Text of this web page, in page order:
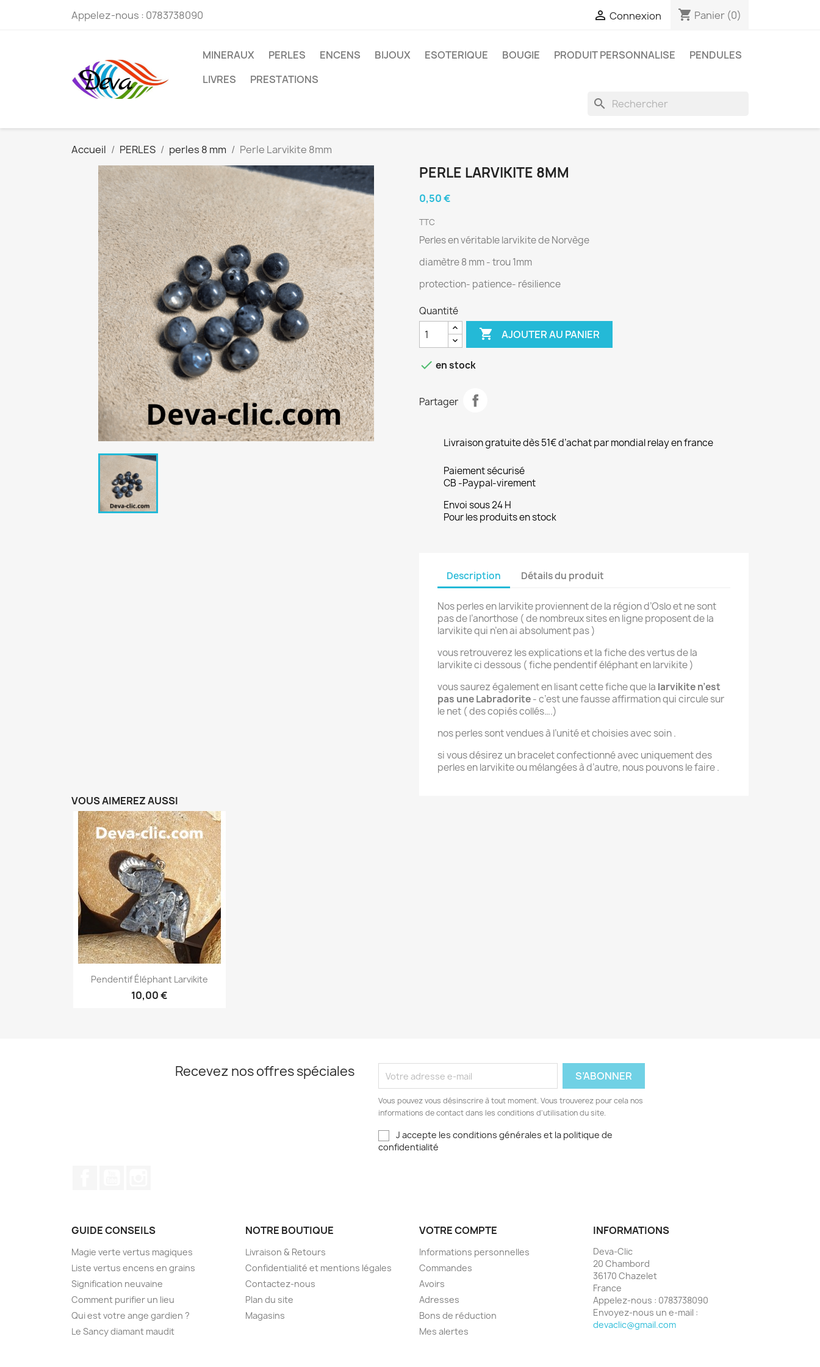
Appelez-nous : 0783738090  Connexion shopping_cart Panier (0)
MINERAUX PERLES ENCENS BIJOUX ESOTERIQUE BOUGIE PRODUIT PERSONNALISE
PENDULES
LIVRES
PRESTATIONS
search
Accueil PERLES perles 8 mm Perle Larvikite 8mm
PERLE LARVIKITE 8MM
0,50 €
TTC
Perles en véritable larvikite de Norvège
diamètre 8 mm - trou 1mm
protection- patience- résilience
Quantité
 AJOUTER AU PANIER
 en stock
Partager
Livraison gratuite dès 51€ d’achat par mondial relay en france
Paiement sécurisé
CB -Paypal-virement
Envoi sous 24 H
Pour les produits en stock
Description Détails du produit
Nos perles en larvikite proviennent de la région d’Oslo et ne sont
pas de l’anorthose ( de nombreux sites en ligne proposent de la
larvikite qui n’en ai absolument pas )
vous retrouverez les explications et la fiche des vertus de la
larvikite ci dessous ( fiche pendentif éléphant en larvikite )
vous saurez également en lisant cette fiche que la larvikite n’est
pas une Labradorite- c’est une fausse affirmation qui circule sur
le net ( des copiés collés….)
nos perles sont vendues à l’unité et choisies avec soin .
si vous désirez un bracelet confectionné avec uniquement des
perles en larvikite ou mélangées à d’autre, nous pouvons le faire .
VOUS AIMEREZ AUSSI
Aperçu rapide
Pendentif Éléphant Larvikite
10,00 €
Recevez nos offres spéciales
Vous pouvez vous désinscrire à tout moment. Vous trouverez pour cela nos
informations de contact dans les conditions d'utilisation du site.
J accepte les conditions générales et la politique de
confidentialité
GUIDE CONSEILS
Magie verte vertus magiques
Liste vertus encens en grains
Signification neuvaine
Comment purifier un lieu
Qui est votre ange gardien ?
Le Sancy diamant maudit
NOTRE BOUTIQUE
Livraison & Retours
Confidentialité et mentions légales
Contactez-nous
Plan du site
Magasins
VOTRE COMPTE
Informations personnelles
Commandes
Avoirs
Adresses
Bons de réduction
Mes alertes
INFORMATIONS
Deva-Clic
20 Chambord
36170 Chazelet
France
Appelez-nous : 0783738090
Envoyez-nous un e-mail :
devaclic@gmail.com